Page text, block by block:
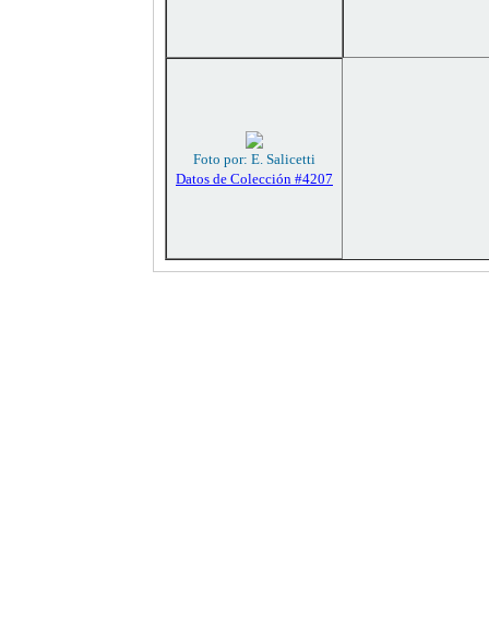
Foto por: E. Salicetti
Datos de Colección #4207